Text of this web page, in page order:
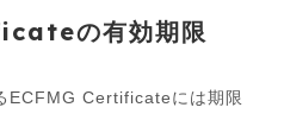
の有効期限
ECFMG Certificateには期限